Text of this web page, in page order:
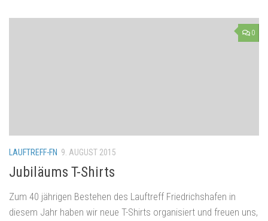
0
LAUFTREFF-FN 9. AUGUST 2015
Jubiläums T-Shirts
Zum 40 jährigen Bestehen des Lauftreff Friedrichshafen in
diesem Jahr haben wir neue T-Shirts organisiert und freuen uns,